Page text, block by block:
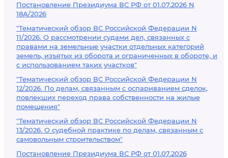
Постановление Президиума ВС РФ от 01.07.2026 N
18А/2026
"Тематический обзор ВС Российской Федерации N
11/2026. О рассмотрении судами дел, связанных с
правами на земельные участки отдельных категорий
земель, изъятых из оборота и ограниченных в обороте, и
с использованием таких участков"
"Тематический обзор ВС Российской Федерации N
12/2026. По делам, связанным с оспариванием сделок,
повлекших переход права собственности на жилые
помещения"
"Тематический обзор ВС Российской Федерации N
13/2026. О судебной практике по делам, связанным с
самовольным строительством"
Постановление Президиума ВС РФ от 01.07.2026